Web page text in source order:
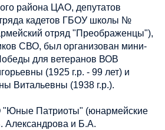
района ЦАО, депутатов
кадетов ГБОУ школы №
отряд "Преображенцы"),
СВО, был организован мини-
для ветеранов ВОВ
(1925 г.р. - 99 лет) и
Витальевны (1938 г.р.).
Патриоты" (юнармейские
и Б.А.